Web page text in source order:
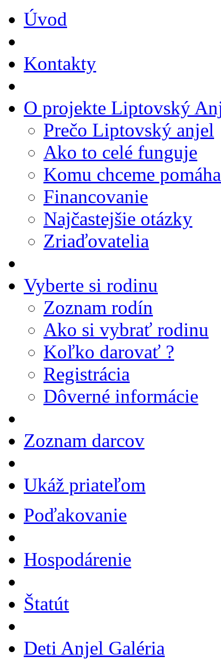
Úvod
Kontakty
O projekte Liptovský
Prečo Liptovský anjel
Ako to celé funguje
Komu chceme
Financovanie
Najčastejšie otázky
Zriaďovatelia
Vyberte si rodinu
Zoznam rodín
Ako si vybrať rodinu
Koľko darovať ?
Registrácia
Dôverné informácie
Zoznam darcov
Ukáž priateľom
Poďakovanie
Hospodárenie
Štatút
Deti Anjel Galéria